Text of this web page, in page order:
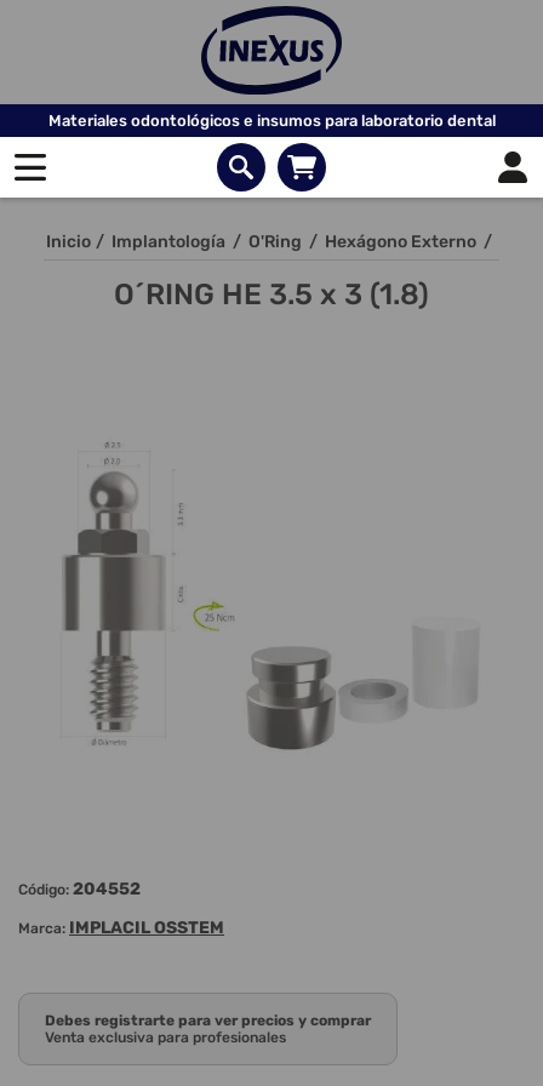
Materiales odontológicos e insumos para laboratorio dental
Inicio / Implantología / O'Ring / Hexágono Externo /
O´RING HE 3.5 x 3 (1.8)
Código: 204552
Marca: IMPLACIL OSSTEM
Debes registrarte para ver precios y comprar
Venta exclusiva para profesionales